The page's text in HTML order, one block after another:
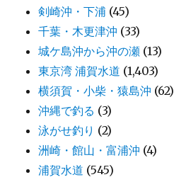
剣崎沖・下浦 (45)
千葉・木更津沖 (33)
城ケ島沖から沖の瀬 (13)
東京湾 浦賀水道 (1,403)
横須賀・小柴・猿島沖 (62)
沖縄で釣る (3)
泳がせ釣り (2)
洲崎・館山・富浦沖 (4)
浦賀水道 (545)